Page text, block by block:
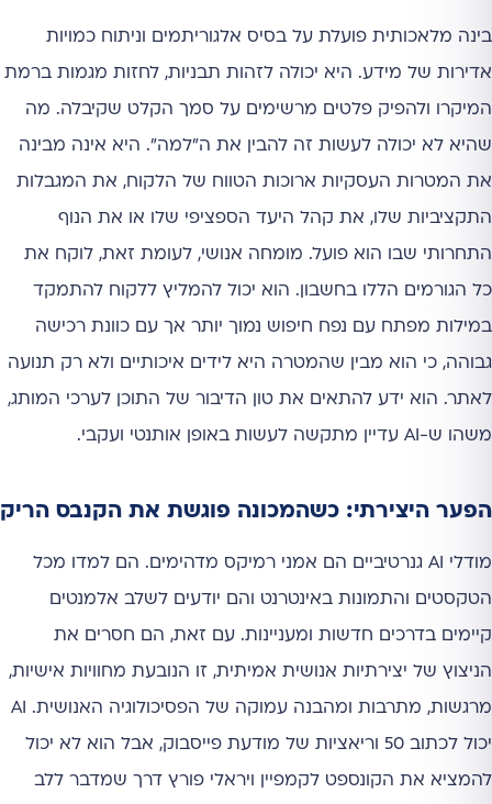
בינה מלאכותית פועלת על בסיס אלגוריתמים וניתוח כמויות
אדירות של מידע. היא יכולה לזהות תבניות, לחזות מגמות ברמת
המיקרו ולהפיק פלטים מרשימים על סמך הקלט שקיבלה. מה
שהיא לא יכולה לעשות זה להבין את ה"למה". היא אינה מבינה
את המטרות העסקיות ארוכות הטווח של הלקוח, את המגבלות
התקציביות שלו, את קהל היעד הספציפי שלו או את הנוף
התחרותי שבו הוא פועל. מומחה אנושי, לעומת זאת, לוקח את
כל הגורמים הללו בחשבון. הוא יכול להמליץ ללקוח להתמקד
במילות מפתח עם נפח חיפוש נמוך יותר אך עם כוונת רכישה
גבוהה, כי הוא מבין שהמטרה היא לידים איכותיים ולא רק תנועה
לאתר. הוא ידע להתאים את טון הדיבור של התוכן לערכי המותג,
משהו ש-AI עדיין מתקשה לעשות באופן אותנטי ועקבי.
הפער היצירתי: כשהמכונה פוגשת את הקנבס הריק
מודלי AI גנרטיביים הם אמני רמיקס מדהימים. הם למדו מכל
הטקסטים והתמונות באינטרנט והם יודעים לשלב אלמנטים
קיימים בדרכים חדשות ומעניינות. עם זאת, הם חסרים את
הניצוץ של יצירתיות אנושית אמיתית, זו הנובעת מחוויות אישיות,
מרגשות, מתרבות ומהבנה עמוקה של הפסיכולוגיה האנושית. AI
יכול לכתוב 50 וריאציות של מודעת פייסבוק, אבל הוא לא יכול
להמציא את הקונספט לקמפיין ויראלי פורץ דרך שמדבר ללב